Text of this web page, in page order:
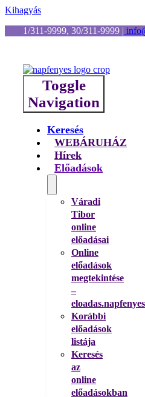
Kihagyás
1/311-9999, 30/311-9999 |
Toggle
Navigation
Keresés
WEBÁRUHÁZ
Hírek
Előadások
Váradi
Tibor
online
előadásai
Online
előadások
megtekintése
–
Korábbi
előadások
listája
Keresés
az
online
előadásokban